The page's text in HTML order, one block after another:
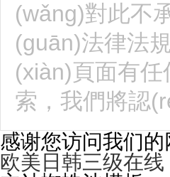
(wǎng)對此不
(guān)法律法
(xiàn)頁面有
索，我們將認
感谢您访问我们
欧美日韩三级在线